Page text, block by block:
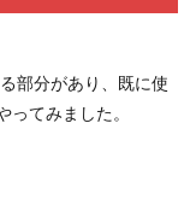
部分があり、既に使
てみました。